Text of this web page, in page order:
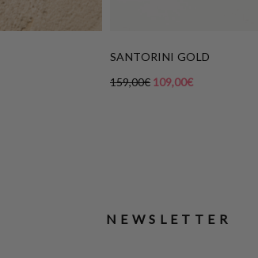
SANTORINI GOLD
159,00€ 109,00€
NEWSLETTER